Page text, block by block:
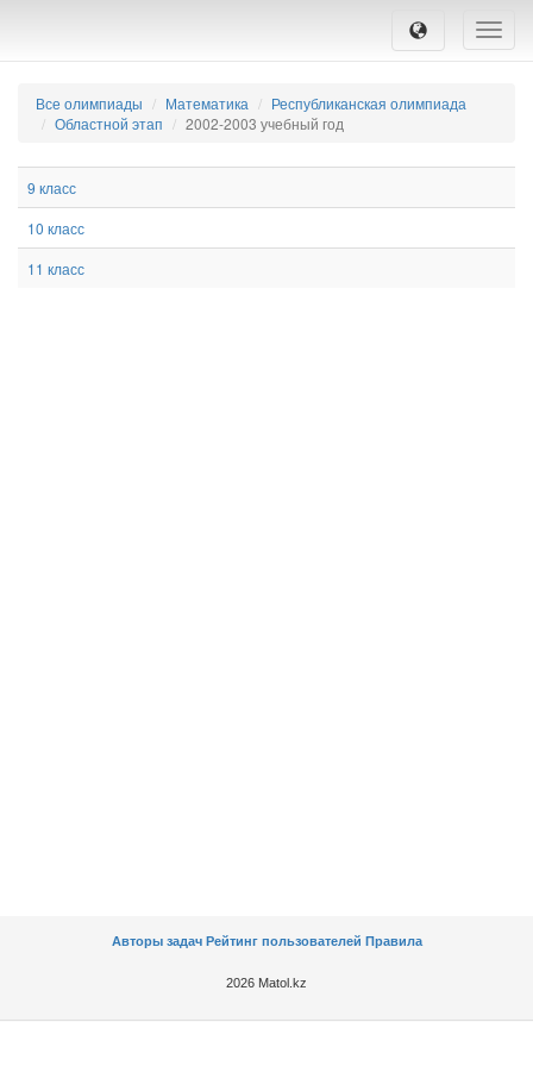
Toggle
Все олимпиады Математика
Республиканская олимпиада
Областной этап
2002-2003 учебный год
9 класс
10 класс
11 класс
Авторы задач Рейтинг пользователей Правила
2026 Matol.kz